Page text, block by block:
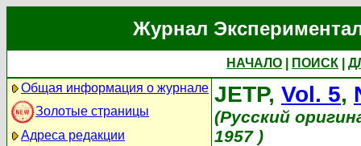
Журнал
НАЧАЛО ПОИСК
Общая информация о журнале
Золотые страницы
Адреса редакции
JETP, Vol. 5,
(Русский
1957 )